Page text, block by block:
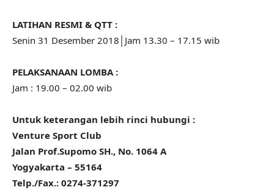
LATIHAN RESMI & QTT :
Senin 31 Desember 2018│Jam 13.30 – 17.15 wib
PELAKSANAAN LOMBA :
Jam : 19.00 – 02.00 wib
Untuk keterangan lebih rinci hubungi :
Venture Sport Club
Jalan Prof.Supomo SH., No. 1064 A
Yogyakarta – 55164
Telp./Fax.: 0274-371297